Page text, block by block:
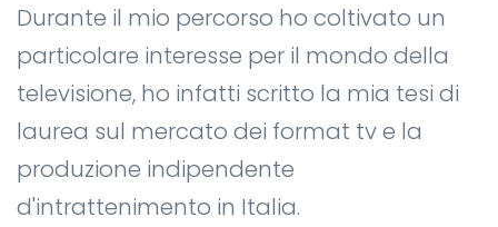
Durante il mio percorso ho coltivato un
particolare interesse per il mondo della
televisione, ho infatti scritto la mia tesi di
laurea sul mercato dei format tv e la
produzione indipendente
d'intrattenimento in Italia.